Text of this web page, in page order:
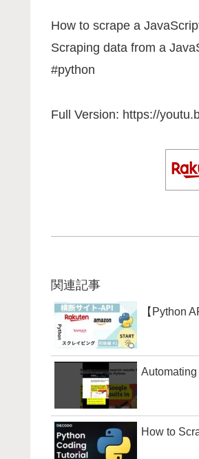
How to scrape a
Scraping data from a
#python
Full Version: https://
関連記事
【Python
How to